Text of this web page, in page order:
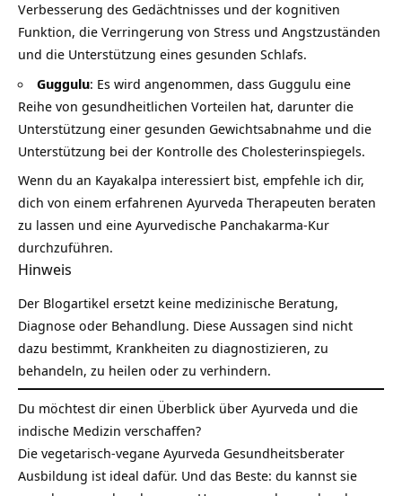
Verbesserung des Gedächtnisses und der kognitiven
Funktion, die Verringerung von Stress und Angstzuständen
und die Unterstützung eines gesunden Schlafs.
Guggulu: Es wird angenommen, dass Guggulu eine
Reihe von gesundheitlichen Vorteilen hat, darunter die
Unterstützung einer gesunden Gewichtsabnahme und die
Unterstützung bei der Kontrolle des Cholesterinspiegels.
Wenn du an Kayakalpa interessiert bist, empfehle ich dir,
dich von einem erfahrenen Ayurveda Therapeuten beraten
zu lassen und eine Ayurvedische Panchakarma-Kur
durchzuführen.
Hinweis
Der Blogartikel ersetzt keine medizinische Beratung,
Diagnose oder Behandlung. Diese Aussagen sind nicht
dazu bestimmt, Krankheiten zu diagnostizieren, zu
behandeln, zu heilen oder zu verhindern.
Du möchtest dir einen Überblick über Ayurveda und die
indische Medizin verschaffen?
Die vegetarisch-vegane Ayurveda Gesundheitsberater
Ausbildung ist ideal dafür. Und das Beste: du kannst sie